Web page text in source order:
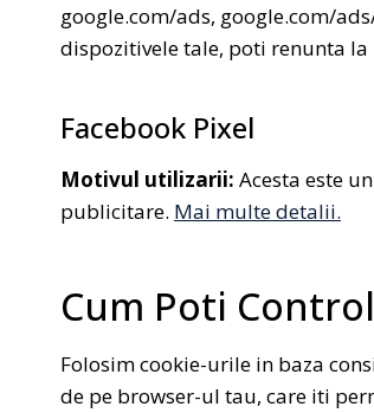
google.com/ads, google.com/
dispozitivele tale, poti renunta
Facebook Pixel
Motivul utilizarii: Acesta este
publicitare. Mai multe detalii.
Cum Poti
Folosim cookie-urile in baza
de pe browser-ul tau, care iti